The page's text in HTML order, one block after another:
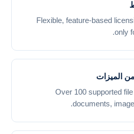
Flexible, feature-based
only
الميزات
Over 100 supported
documents,